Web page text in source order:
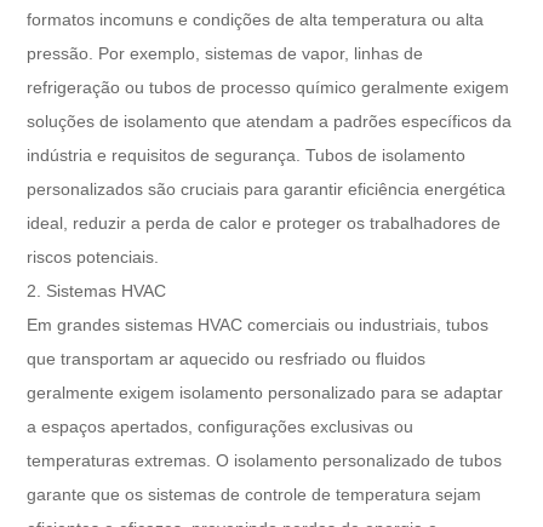
formatos incomuns e condições de alta temperatura ou alta
pressão. Por exemplo, sistemas de vapor, linhas de
refrigeração ou tubos de processo químico geralmente exigem
soluções de isolamento que atendam a padrões específicos da
indústria e requisitos de segurança. Tubos de isolamento
personalizados são cruciais para garantir eficiência energética
ideal, reduzir a perda de calor e proteger os trabalhadores de
riscos potenciais.
2. Sistemas HVAC
Em grandes sistemas HVAC comerciais ou industriais, tubos
que transportam ar aquecido ou resfriado ou fluidos
geralmente exigem isolamento personalizado para se adaptar
a espaços apertados, configurações exclusivas ou
temperaturas extremas. O isolamento personalizado de tubos
garante que os sistemas de controle de temperatura sejam